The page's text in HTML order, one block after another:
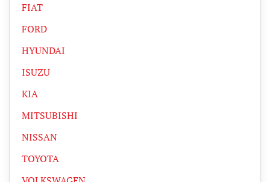
FIAT
FORD
HYUNDAI
ISUZU
KIA
MITSUBISHI
NISSAN
TOYOTA